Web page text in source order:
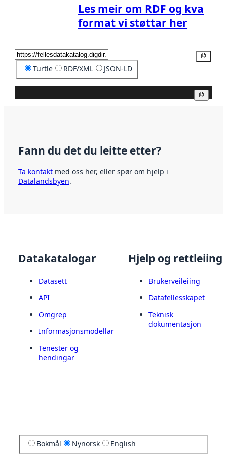
Les meir om RDF og kva
format vi støttar her
Turtle RDF/XML JSON-LD
Fann du det du leitte etter?
Ta kontakt med oss her, eller spør om hjelp i
Datalandsbyen.
Datakatalogar
Datasett
API
Omgrep
Informasjonsmodellar
Tenester og
hendingar
Hjelp og rettleiing
Brukerveileiing
Datafellesskapet
Teknisk
dokumentasjon
Bokmål Nynorsk English